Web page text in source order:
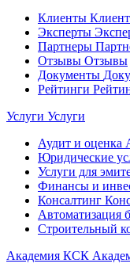
Клиенты
Эксперты
Партнеры
Отзывы Отзывы
Документы
Рейтинги
Услуги Услуги
Аудит и оценка
Юридические
Услуги для
Финансы и
Консалтинг
Автоматизация
Строительный
Академия КСК